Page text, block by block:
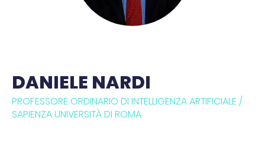
DANIELE NARDI
PROFESSORE ORDINARIO DI INTELLIGENZA ARTIFICIALE /
SAPIENZA UNIVERSITÀ DI ROMA